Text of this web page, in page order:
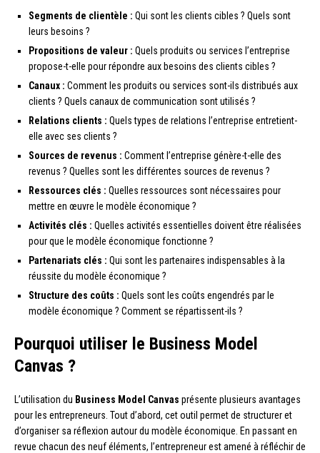
Segments de clientèle : Qui sont les clients cibles ? Quels sont
leurs besoins ?
Propositions de valeur : Quels produits ou services l’entreprise
propose-t-elle pour répondre aux besoins des clients cibles ?
Canaux : Comment les produits ou services sont-ils distribués aux
clients ? Quels canaux de communication sont utilisés ?
Relations clients : Quels types de relations l’entreprise entretient-
elle avec ses clients ?
Sources de revenus : Comment l’entreprise génère-t-elle des
revenus ? Quelles sont les différentes sources de revenus ?
Ressources clés : Quelles ressources sont nécessaires pour
mettre en œuvre le modèle économique ?
Activités clés : Quelles activités essentielles doivent être réalisées
pour que le modèle économique fonctionne ?
Partenariats clés : Qui sont les partenaires indispensables à la
réussite du modèle économique ?
Structure des coûts : Quels sont les coûts engendrés par le
modèle économique ? Comment se répartissent-ils ?
Pourquoi utiliser le Business Model
Canvas ?
L’utilisation du Business Model Canvas présente plusieurs avantages
pour les entrepreneurs. Tout d’abord, cet outil permet de structurer et
d’organiser sa réflexion autour du modèle économique. En passant en
revue chacun des neuf éléments, l’entrepreneur est amené à réfléchir de